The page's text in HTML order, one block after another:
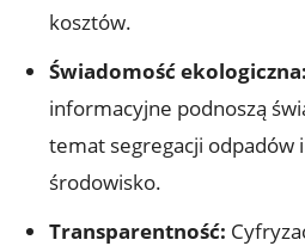
kosztów.
Świadomość ekologiczna:
informacyjne podnoszą
temat segregacji odpadów i
środowisko.
Transparentność: